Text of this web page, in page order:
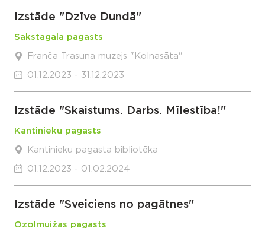
Izstāde "Dzīve Dundā"
Sakstagala pagasts
Franča Trasuna muzejs "Kolnasāta"
01.12.2023 - 31.12.2023
Izstāde "Skaistums. Darbs. Mīlestība!"
Kantinieku pagasts
Kantinieku pagasta bibliotēka
01.12.2023 - 01.02.2024
Izstāde "Sveiciens no pagātnes"
Ozolmuižas pagasts